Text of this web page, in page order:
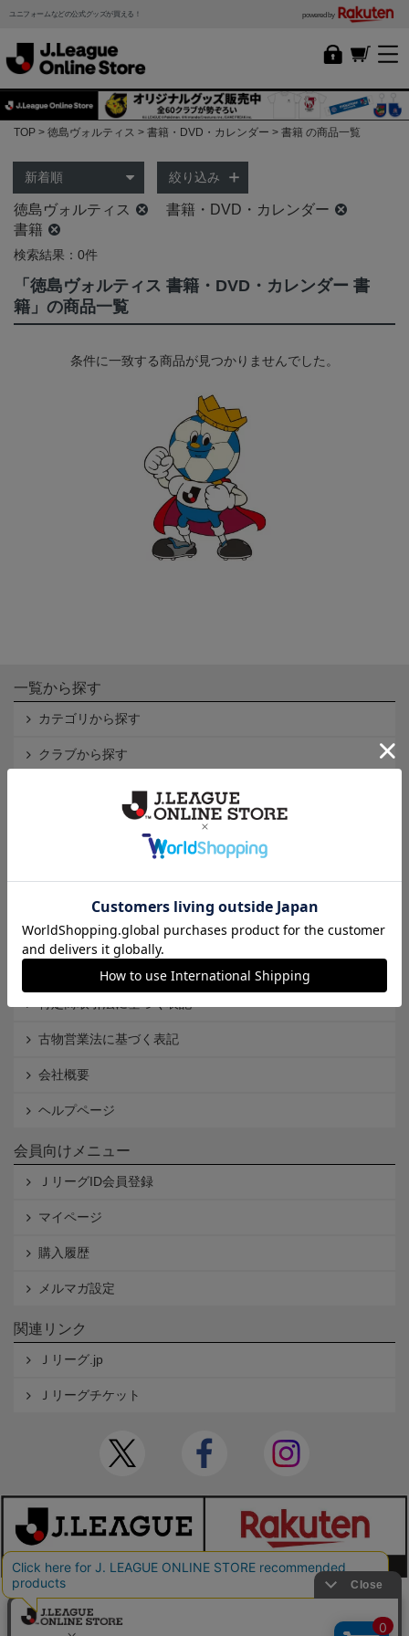
ユニフォームなどの公式グッズが買える！ powered by
TOP 徳島ヴォルティス 書籍・DVD・カレンダー 書籍 の商品一覧
絞り込み
徳島ヴォルティス
書籍・DVD・カレンダー
書籍
検索結果：0件
「徳島ヴォルティス 書籍・DVD・カレンダー 書
籍」の商品一覧
条件に一致する商品が見つかりませんでした。
一覧から探す
カテゴリから探す
クラブから探す
Ｊ2
インフォメーション
Ｊリーグオンラインストアとは
個人情報保護方針
Cookieポリシー
特定商取引法に基づく表記
古物営業法に基づく表記
会社概要
ヘルプページ
会員向けメニュー
ＪリーグID会員登録
マイページ
購入履歴
メルマガ設定
関連リンク
Ｊリーグ.jp
Ｊリーグチケット
本サイトで使用している文章・画像等の無断での複製・転載を禁止します。
© JAPAN PROFESSIONAL FOOTBALL LEAGUE Rakuten Group, Inc. ALL RIGHTS RE